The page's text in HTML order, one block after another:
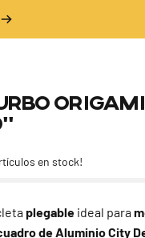
Origami
en stock!
plegable ideal para
de Aluminio City